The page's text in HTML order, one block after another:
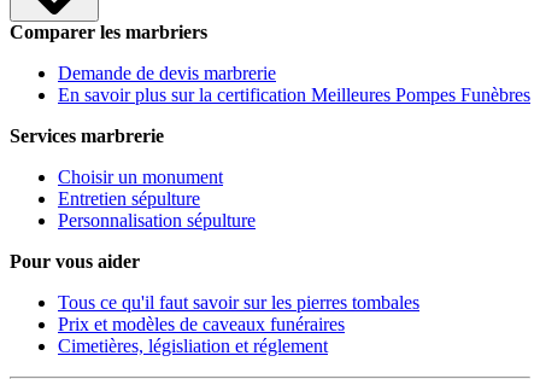
Comparer les marbriers
Demande de devis marbrerie
En savoir plus sur la certification Meilleures Pompes Funèbres
Services marbrerie
Choisir un monument
Entretien sépulture
Personnalisation sépulture
Pour vous aider
Tous ce qu'il faut savoir sur les pierres tombales
Prix et modèles de caveaux funéraires
Cimetières, législiation et réglement